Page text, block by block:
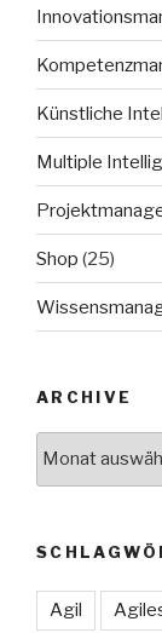
Künstliche
Multiple
Shop (25)
ARCHIVE
Agil